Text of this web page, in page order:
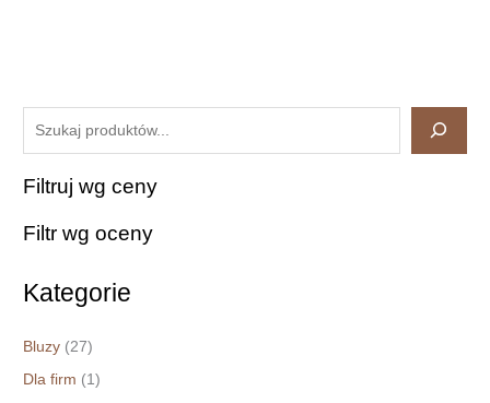
Filtruj wg ceny
Filtr wg oceny
Kategorie
Bluzy (27)
Dla firm (1)